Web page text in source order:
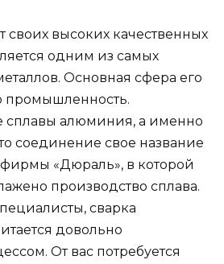
высоких качественных
одним из самых
Основная сфера его
промышленность.
сплавы алюминия, а именно
соединение свое название
фирмы «Дюраль», в которой
производство сплава.
сварка
довольно
От вас потребуется